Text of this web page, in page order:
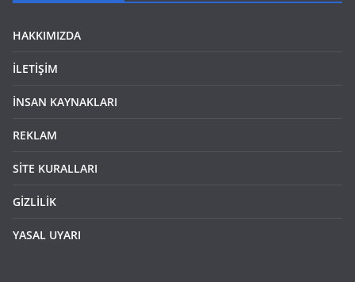
HAKKIMIZDA
İLETİŞİM
İNSAN KAYNAKLARI
REKLAM
SİTE KURALLARI
GİZLİLİK
YASAL UYARI